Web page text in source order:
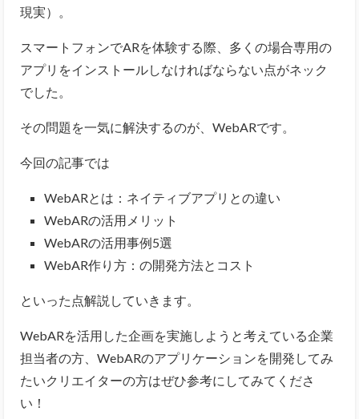
現実）。
スマートフォンでARを体験する際、多くの場合専用の
アプリをインストールしなければならない点がネック
でした。
その問題を一気に解決するのが、WebARです。
今回の記事では
WebARとは：ネイティブアプリとの違い
WebARの活用メリット
WebARの活用事例5選
WebAR作り方：の開発方法とコスト
といった点解説していきます。
WebARを活用した企画を実施しようと考えている企業
担当者の方、WebARのアプリケーションを開発してみ
たいクリエイターの方はぜひ参考にしてみてくださ
い！